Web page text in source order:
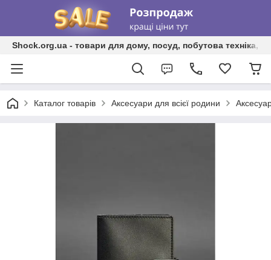
Shock.org.ua - товари для дому, посуд, побутова техніка,
Каталог товарів Аксесуари для всієї родини